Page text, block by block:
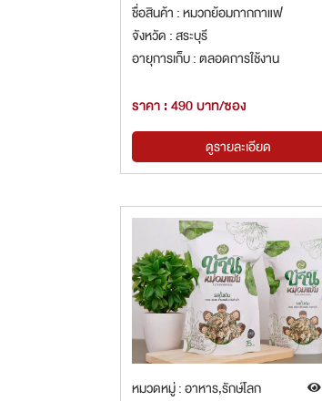
ชื่อสินค้า : หมวกย้อมกากกาแฟ
จังหวัด : สระบุรี
อายุการเก็บ : ตลอดการใช้งาน
ราคา : 490 บาท/ซอง
ดูรายละเอียด
หมวดหมู่ : อาหาร,รักษ์โลก